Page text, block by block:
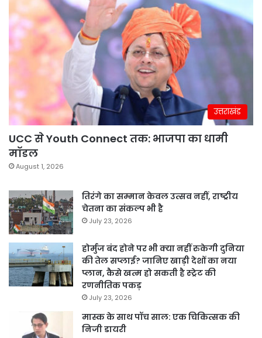
उत्तराखंड
UCC से Youth Connect तक: भाजपा का धामी
मॉडल
August 1, 2026
तिरंगे का सम्मान केवल उत्सव नहीं, राष्ट्रीय
चेतना का संकल्प भी है
July 23, 2026
होर्मुज बंद होने पर भी क्या नहीं रुकेगी दुनिया
की तेल सप्लाई? जानिए खाड़ी देशों का नया
प्लान, कैसे खत्म हो सकती है स्ट्रेट की
रणनीतिक पकड़
July 23, 2026
मास्क के साथ पॉच साल: एक चिकित्सक की
निजी डायरी